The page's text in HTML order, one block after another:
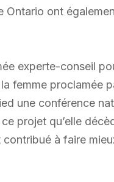
Ontario ont
experte-conseil
femme proclamée
une conférence
projet qu’elle
contribué à faire